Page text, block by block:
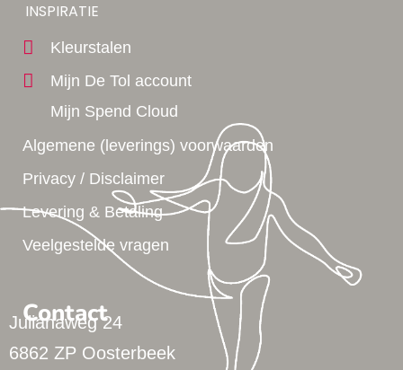
Contact
Julianaweg 24
6862 ZP Oosterbeek
INSPIRATIE
Kleurstalen
Mijn De Tol account
Mijn Spend Cloud
Algemene (leverings) voorwaarden
Privacy / Disclaimer
Levering & Betaling
Veelgestelde vragen